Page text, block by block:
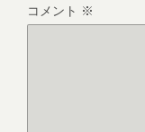
コメント ※